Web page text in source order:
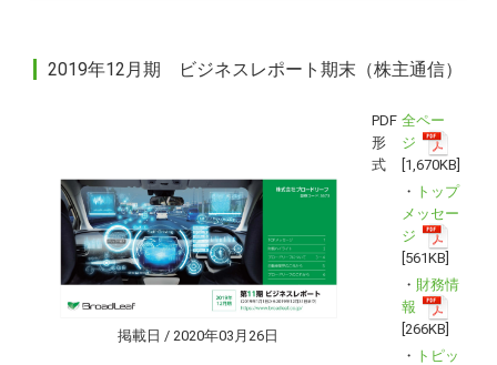
2019年12月期 ビジネスレポート期末（株主通信）
掲載日 / 2020年03月26日
PDF
形
式
全ペー
ジ
[1,670KB]
・ トップ
メッセー
ジ
[561KB]
・ 財務情
報
[266KB]
・ トピッ